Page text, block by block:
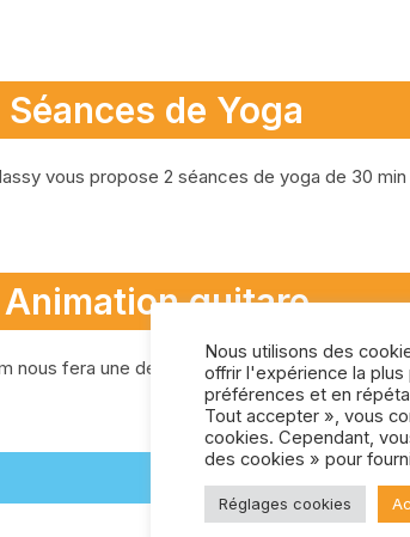
Séances de Yoga
vous propose 2 séances de yoga de 30 min
Animation guitare
nous fera une démonstration de guitare
Nous utilisons des
offrir l'expérience la
préférences et en
Tout accepter », vous
cookies. Cependant,
des cookies » pour
Réglages cookies